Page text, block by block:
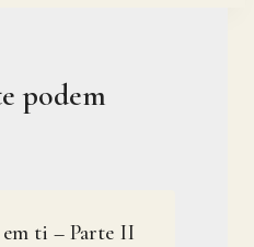
podem
em ti – Parte II